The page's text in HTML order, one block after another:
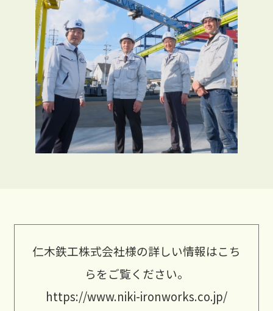
仁木鉄工株式会社様の詳しい情報はこち
らをご覧ください。
https://www.niki-ironworks.co.jp/